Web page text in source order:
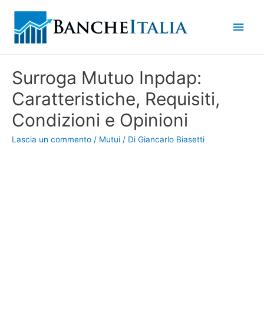
Surroga Mutuo Inpdap:
Caratteristiche, Requisiti,
Condizioni e Opinioni
Lascia un commento / Mutui / Di Giancarlo Biasetti